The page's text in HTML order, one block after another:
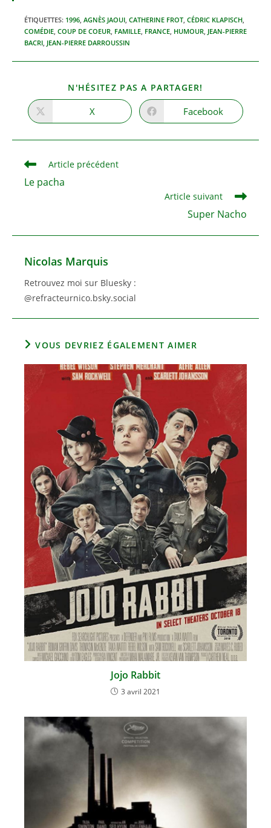
ÉTIQUETTES: 1996, AGNÈS JAOUI, CATHERINE FROT, CÉDRIC KLAPISCH,
COMÉDIE, COUP DE COEUR, FAMILLE, FRANCE, HUMOUR, JEAN-PIERRE
BACRI, JEAN-PIERRE DARROUSSIN
N'HÉSITEZ PAS A PARTAGER!
CONTENU
Ouvrir
dans
autre
X Ouvrir
dans
autre
Facebook
Read
articles
Article précédent
Le pacha
Article suivant
Super Nacho
Nicolas Marquis
Retrouvez moi sur Bluesky :
@refracteurnico.bsky.social
VOUS DEVRIEZ ÉGALEMENT AIMER
Jojo Rabbit
3 avril 2021